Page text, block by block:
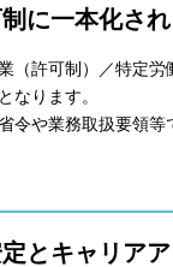
に一本化さ
（許可制）／特定
なります。
や業務取扱要領等
とキャリア